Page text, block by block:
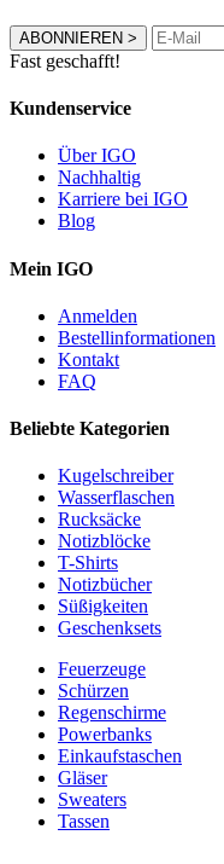
ABONNIEREN >
Fast geschafft!
Kundenservice
Über IGO
Nachhaltig
Karriere bei IGO
Blog
Mein IGO
Anmelden
Bestellinformationen
Kontakt
FAQ
Beliebte Kategorien
Kugelschreiber
Wasserflaschen
Rucksäcke
Notizblöcke
T-Shirts
Notizbücher
Süßigkeiten
Geschenksets
Feuerzeuge
Schürzen
Regenschirme
Powerbanks
Einkaufstaschen
Gläser
Sweaters
Tassen